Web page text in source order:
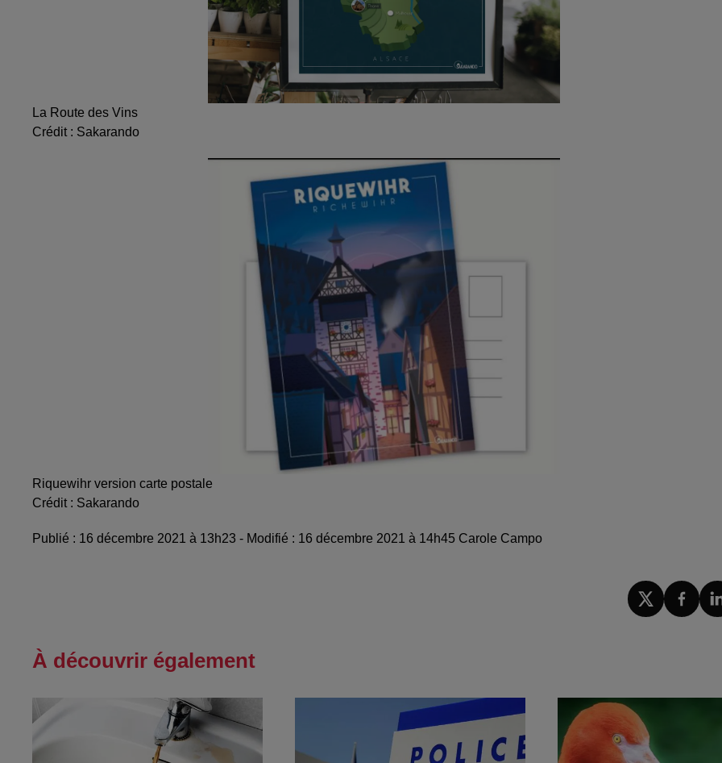
La Route des Vins
Crédit : Sakarando
Riquewihr version carte postale
Crédit : Sakarando
Publié : 16 décembre 2021 à 13h23 - Modifié : 16 décembre 2021 à 14h45 Carole Campo
À découvrir également